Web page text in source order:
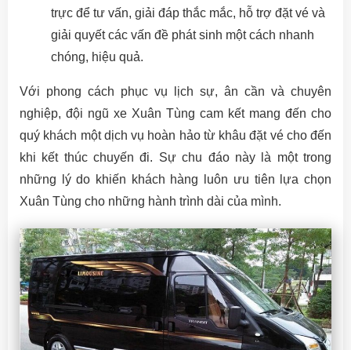
trực để tư vấn, giải đáp thắc mắc, hỗ trợ đặt vé và
giải quyết các vấn đề phát sinh một cách nhanh
chóng, hiệu quả.
Với phong cách phục vụ lịch sự, ân cần và chuyên
nghiệp, đội ngũ xe Xuân Tùng cam kết mang đến cho
quý khách một dịch vụ hoàn hảo từ khâu đặt vé cho đến
khi kết thúc chuyến đi. Sự chu đáo này là một trong
những lý do khiến khách hàng luôn ưu tiên lựa chọn
Xuân Tùng cho những hành trình dài của mình.